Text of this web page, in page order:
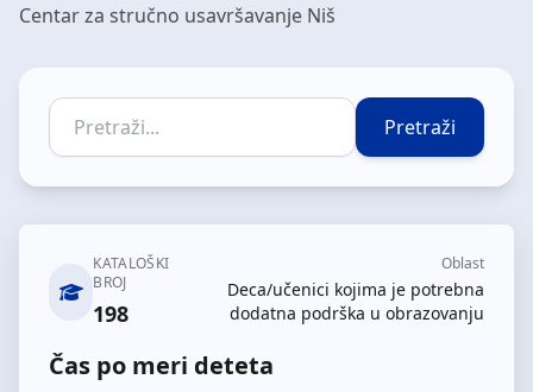
Centar za stručno usavršavanje Niš
Pretraži
KATALOŠKI
BROJ
198
Oblast
Deca/učenici kojima je potrebna
dodatna podrška u obrazovanju
Čas po meri deteta